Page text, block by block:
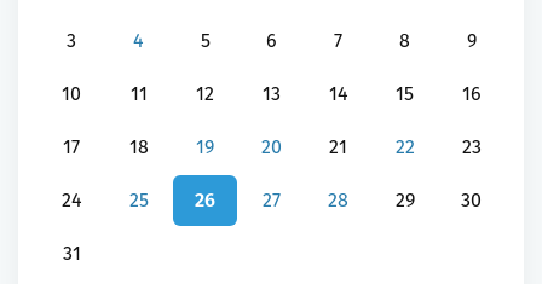
3 4 5 6 7 8 9
10 11 12 13 14 15 16
17 18 19 20 21 22 23
24 25 26 27 28 29 30
31